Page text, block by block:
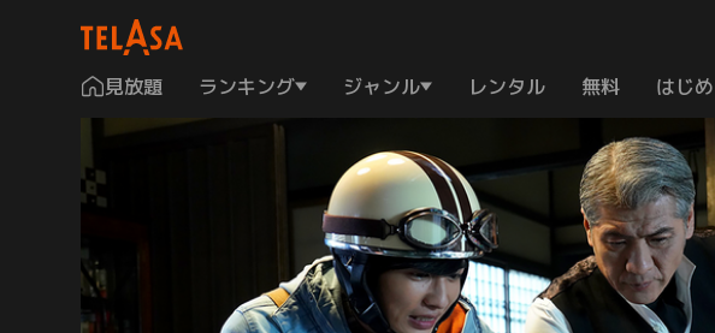
見放題 ランキング ジャンル レンタル 無料 はじ